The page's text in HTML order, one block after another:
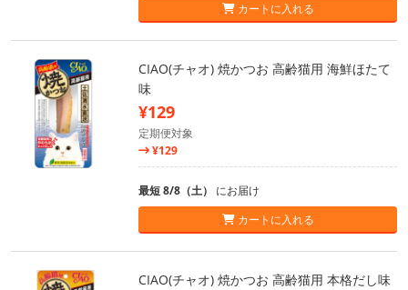
カートに入れる
CIAO(チャオ) 焼かつお 高齢猫用 海鮮ほたて
味
¥129
定期便対象
¥129
最短 8/8（土） にお届け
カートに入れる
CIAO(チャオ) 焼かつお 高齢猫用 本格だし味